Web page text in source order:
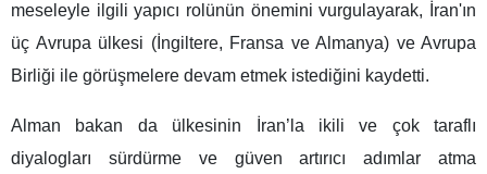
meseleyle ilgili yapıcı rolünün önemini vurgulayarak, İran'ın
üç Avrupa ülkesi (İngiltere, Fransa ve Almanya) ve Avrupa
Birliği ile görüşmelere devam etmek istediğini kaydetti.
Alman bakan da ülkesinin İran’la ikili ve çok taraflı
diyalogları sürdürme ve güven artırıcı adımlar atma